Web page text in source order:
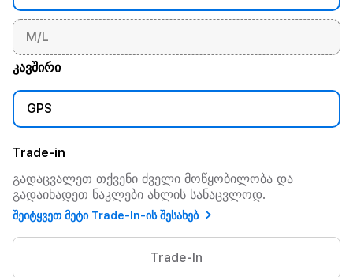
M/L
კავშირი
GPS
Trade-in
გადაცვალეთ თქვენი ძველი მოწყობილობა და
გადაიხადეთ ნაკლები ახლის სანაცვლოდ.
შეიტყვეთ მეტი Trade-In-ის შესახებ
Trade-In